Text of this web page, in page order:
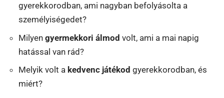
gyerekkorodban, ami nagyban befolyásolta a
személyiségedet?
Milyen gyermekkori álmod volt, ami a mai napig
hatással van rád?
Melyik volt a kedvenc játékod gyerekkorodban, és
miért?